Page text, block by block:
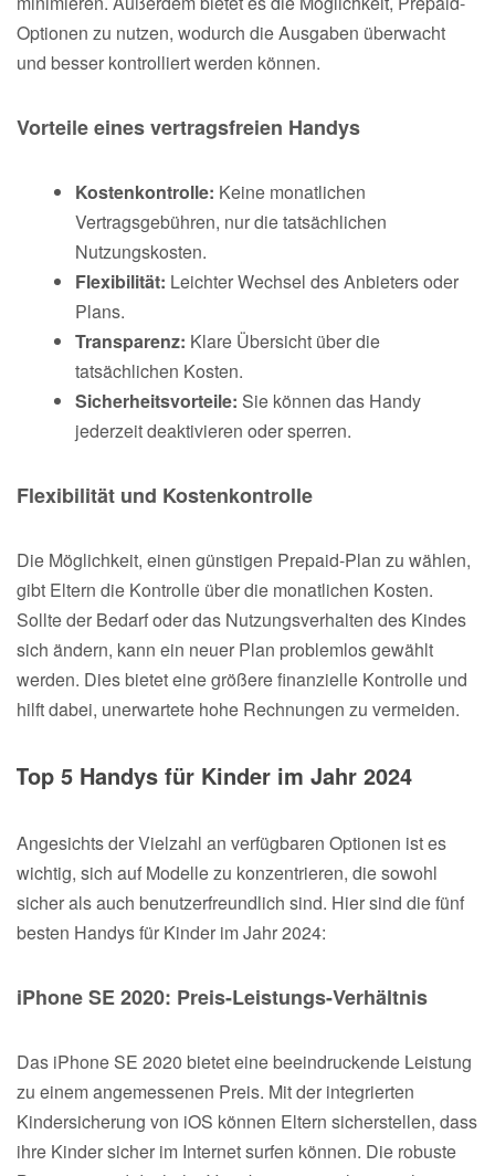
Optionen zu nutzen, wodurch die Ausgaben überwacht
und besser kontrolliert werden können.
Vorteile eines vertragsfreien Handys
Kostenkontrolle: Keine monatlichen
Vertragsgebühren, nur die tatsächlichen
Nutzungskosten.
Flexibilität: Leichter Wechsel des Anbieters oder
Plans.
Transparenz: Klare Übersicht über die
tatsächlichen Kosten.
Sicherheitsvorteile: Sie können das Handy
jederzeit deaktivieren oder sperren.
Flexibilität und Kostenkontrolle
Die Möglichkeit, einen günstigen Prepaid-Plan zu wählen,
gibt Eltern die Kontrolle über die monatlichen Kosten.
Sollte der Bedarf oder das Nutzungsverhalten des Kindes
sich ändern, kann ein neuer Plan problemlos gewählt
werden. Dies bietet eine größere finanzielle Kontrolle und
hilft dabei, unerwartete hohe Rechnungen zu vermeiden.
Top 5 Handys für Kinder im Jahr 2024
Angesichts der Vielzahl an verfügbaren Optionen ist es
wichtig, sich auf Modelle zu konzentrieren, die sowohl
sicher als auch benutzerfreundlich sind. Hier sind die fünf
besten Handys für Kinder im Jahr 2024:
iPhone SE 2020: Preis-Leistungs-Verhältnis
Das iPhone SE 2020 bietet eine beeindruckende Leistung
zu einem angemessenen Preis. Mit der integrierten
Kindersicherung von iOS können Eltern sicherstellen, dass
ihre Kinder sicher im Internet surfen können. Die robuste